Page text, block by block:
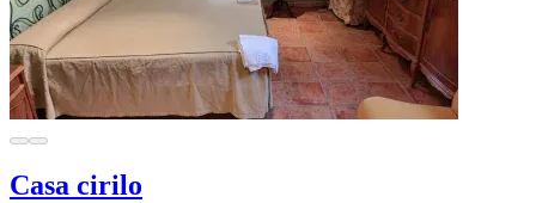
Casa cirilo